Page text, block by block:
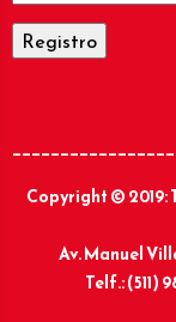
Copyright © 2019:
Av. Manuel
Telf.: (511)